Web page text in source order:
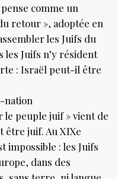
comme un
retour », adoptée en
les Juifs du
les Juifs n’y résident
: Israël peut-il être
nation
le peuple juif » vient de
être juif. Au XIXe
impossible : les Juifs
dans des